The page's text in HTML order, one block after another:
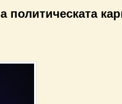
политическата